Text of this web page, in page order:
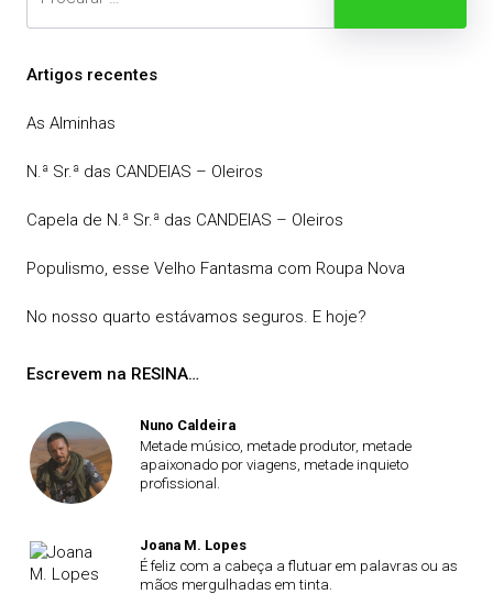
Artigos recentes
As Alminhas
N.ª Sr.ª das CANDEIAS – Oleiros
Capela de N.ª Sr.ª das CANDEIAS – Oleiros
Populismo, esse Velho Fantasma com Roupa Nova
No nosso quarto estávamos seguros. E hoje?
Escrevem na RESINA…
Nuno Caldeira
Metade músico, metade produtor, metade
apaixonado por viagens, metade inquieto
profissional.
Joana M. Lopes
É feliz com a cabeça a flutuar em palavras ou as
mãos mergulhadas em tinta.